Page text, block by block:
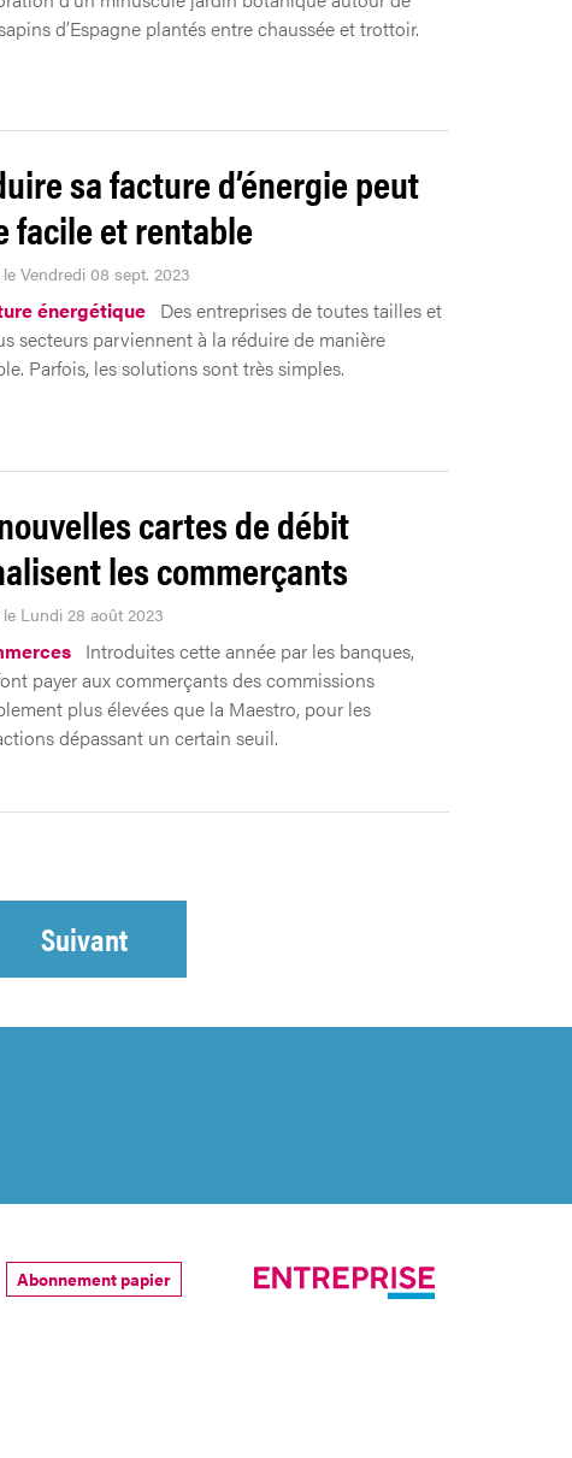
d’Espagne plantés entre chaussée et trottoir.
sa facture d’énergie peut
facile et rentable
Vendredi 08 sept. 2023
énergétique Des entreprises de toutes tailles et
secteurs parviennent à la réduire de manière
Parfois, les solutions sont très simples.
cartes de débit
les commerçants
Lundi 28 août 2023
Introduites cette année par les banques,
payer aux commerçants des commissions
plus élevées que la Maestro, pour les
dépassant un certain seuil.
Suivant
Abonnement papier